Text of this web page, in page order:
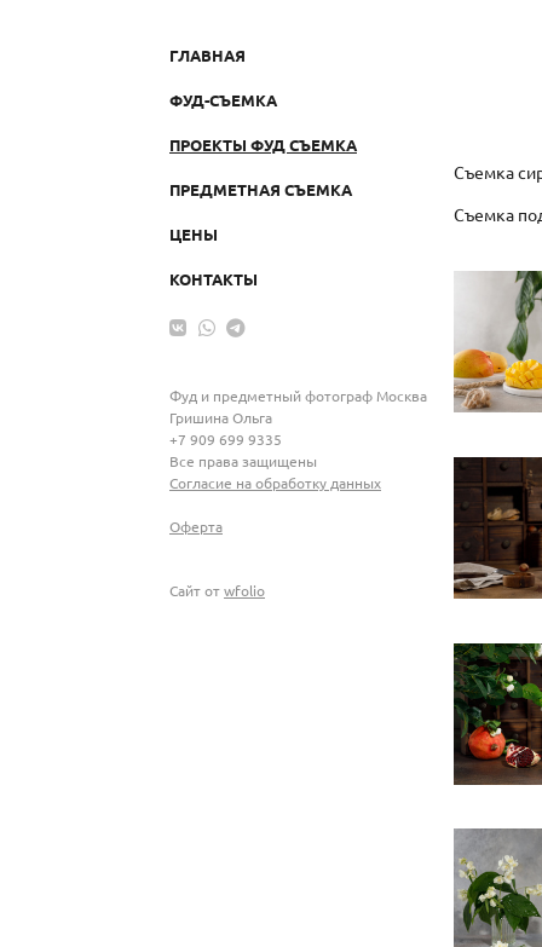
ГЛАВНАЯ
ФУД-СЪЕМКА
ПРОЕКТЫ ФУД СЪЕМКА
ПРЕДМЕТНАЯ СЪЕМКА
ЦЕНЫ
КОНТАКТЫ
Фуд и предметный фотограф Москва
Гришина Ольга
+7 909 699 9335
Все права защищены
Согласие на обработку данных
Оферта
Сайт отwfolio
Съемка
Съемка